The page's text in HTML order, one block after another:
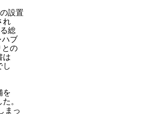
設置
れ
総
ブ
の
は
し
を
。
まっ